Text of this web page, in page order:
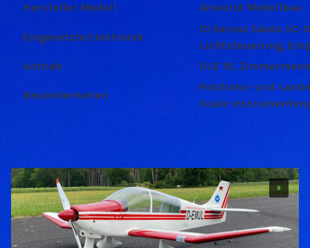
Hersteller Modell
Airworld Modellbau
Eingesetzte Elektronik
10 Servos Savöx
Lichtsteuerung,
Antrieb
DLE 111,
Besonderheiten
Positions- und
Scale